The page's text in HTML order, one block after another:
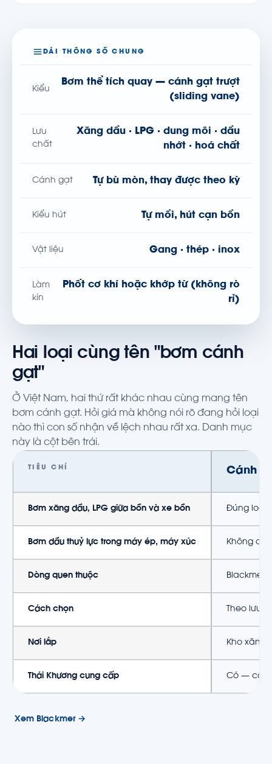
DẢI THÔNG SỐ CHUNG
Kiểu
Bơm thể tích quay — cánh gạt trượt
(sliding vane)
Lưu
chất
Xăng dầu · LPG · dung môi · dầu
nhớt · hoá chất
Cánh gạt Tự bù mòn, thay được theo kỳ
Kiểu hút Tự mồi, hút cạn bồn
Vật liệu Gang · thép · inox
Làm
kín
Phốt cơ khí hoặc khớp từ (không rò
rỉ)
Hai loại cùng tên "bơm cánh
gạt"
Ở Việt Nam, hai thứ rất khác nhau cùng mang tên
bơm cánh gạt. Hỏi giá mà không nói rõ đang hỏi loại
nào thì con số nhận về lệch nhau rất xa. Danh mục
này là cột bên trái.
TIÊU CHÍ Cánh
Bơm xăng dầu, LPG giữa bồn và xe bồn Đúng loại
Bơm dầu thuỷ lực trong máy ép, máy xúc Không
Dòng quen thuộc Blackmer,
Cách chọn Theo lưu
Nơi lắp Kho xăng
Thái Khương cung cấp Có — các
Xem Blackmer →